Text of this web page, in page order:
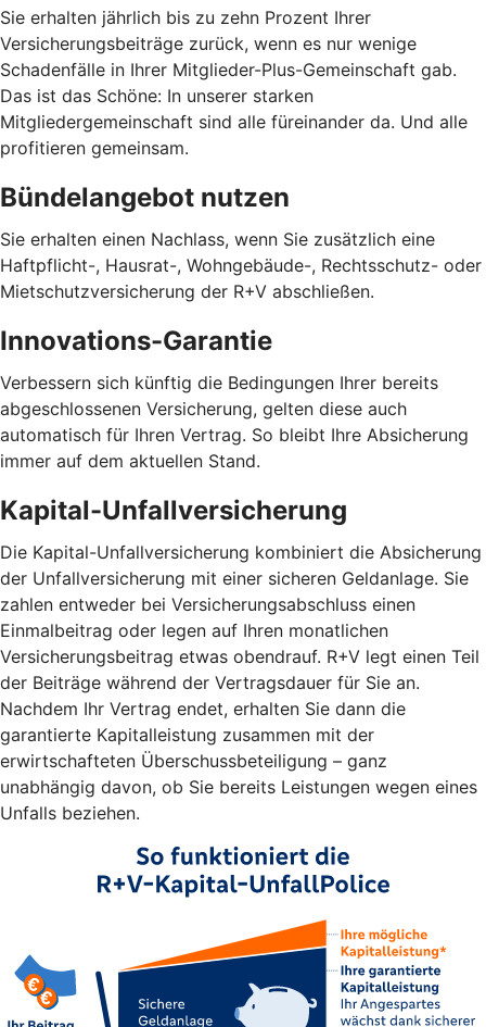
Sie erhalten jährlich bis zu zehn Prozent Ihrer
Versicherungsbeiträge zurück, wenn es nur wenige
Schadenfälle in Ihrer Mitglieder-Plus-Gemeinschaft gab.
Das ist das Schöne: In unserer starken
Mitgliedergemeinschaft sind alle füreinander da. Und alle
profitieren gemeinsam.
Bündelangebot nutzen
Sie erhalten einen Nachlass, wenn Sie zusätzlich eine
Haftpflicht-, Hausrat-, Wohngebäude-, Rechtsschutz- oder
Mietschutzversicherung der R+V abschließen.
Innovations-Garantie
Verbessern sich künftig die Bedingungen Ihrer bereits
abgeschlossenen Versicherung, gelten diese auch
automatisch für Ihren Vertrag. So bleibt Ihre Absicherung
immer auf dem aktuellen Stand.
Kapital-Unfallversicherung
Die Kapital-Unfallversicherung kombiniert die Absicherung
der Unfallversicherung mit einer sicheren Geldanlage. Sie
zahlen entweder bei Versicherungsabschluss einen
Einmalbeitrag oder legen auf Ihren monatlichen
Versicherungsbeitrag etwas obendrauf. R+V legt einen Teil
der Beiträge während der Vertragsdauer für Sie an.
Nachdem Ihr Vertrag endet, erhalten Sie dann die
garantierte Kapitalleistung zusammen mit der
erwirtschafteten Überschussbeteiligung – ganz
unabhängig davon, ob Sie bereits Leistungen wegen eines
Unfalls beziehen.